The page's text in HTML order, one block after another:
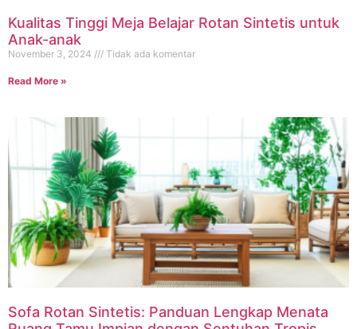
Kualitas Tinggi Meja Belajar Rotan Sintetis untuk
Anak-anak
November 3, 2024 Tidak ada komentar
Read More »
Sofa Rotan Sintetis: Panduan Lengkap Menata